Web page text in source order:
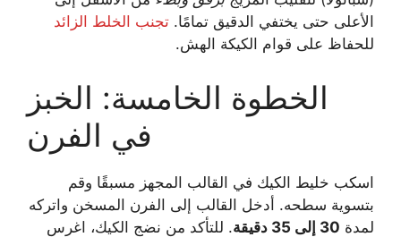
الأعلى حتى يختفي الدقيق تمامًا. تجنب الخلط الزائد
للحفاظ على قوام الكيكة الهش.
الخطوة الخامسة: الخبز
في الفرن
اسكب خليط الكيك في القالب المجهز مسبقًا وقم
بتسوية سطحه. أدخل القالب إلى الفرن المسخن واتركه
لمدة 30 إلى 35 دقيقة
. للتأكد من نضج الكيك، اغرس